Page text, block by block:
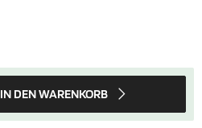
IN DEN WARENKORB